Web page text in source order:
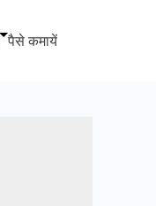
पैसे कमायें